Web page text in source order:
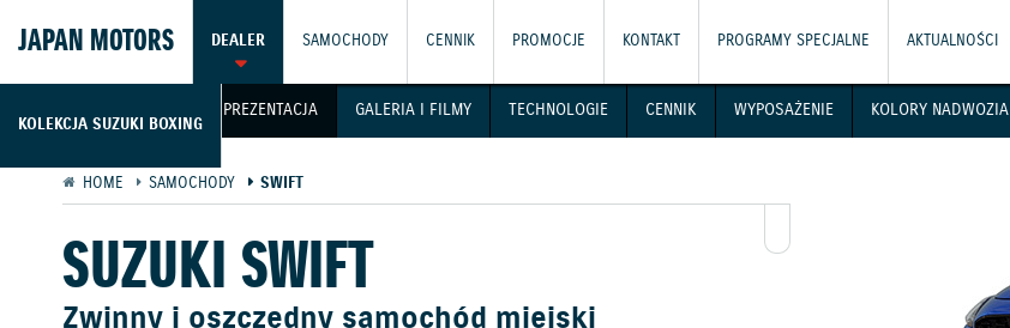
PREZENTACJA GALERIA I FILMY TECHNOLOGIE CENNIK WYPOSAŻENIE KOLORY NADWOZIA
JAPAN MOTORS DEALER SAMOCHODY CENNIK PROMOCJE KONTAKT PROGRAMY SPECJALNE AKTUALNOŚCI
KOLEKCJA SUZUKI BOXING
HOME SAMOCHODY SWIFT
SUZUKI SWIFT
Zwinny i oszczędny samochód miejski